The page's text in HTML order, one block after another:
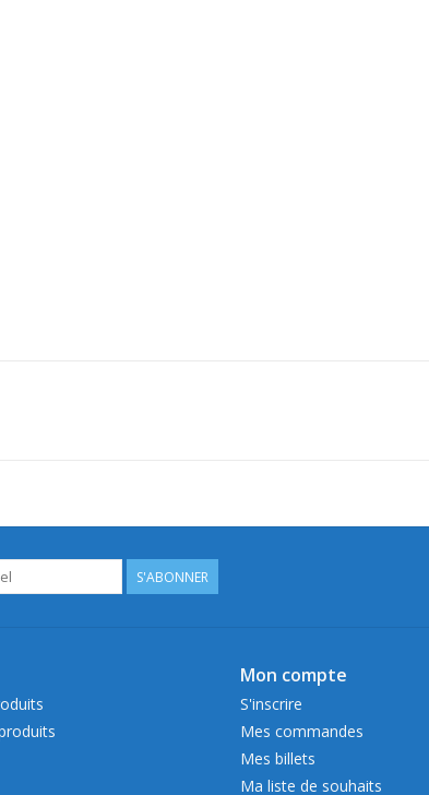
S'ABONNER
Mon compte
S'inscrire
Mes commandes
Mes billets
Ma liste de souhaits